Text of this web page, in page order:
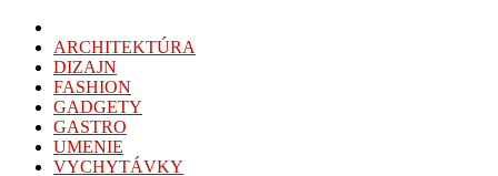
ARCHITEKTÚRA
DIZAJN
FASHION
GADGETY
GASTRO
UMENIE
VYCHYTÁVKY